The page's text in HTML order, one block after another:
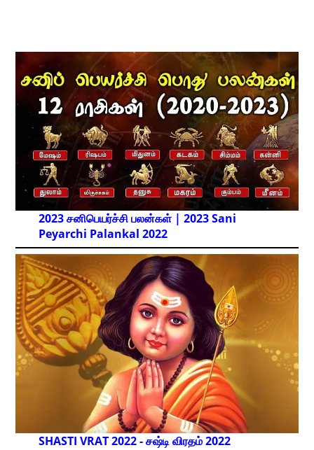
2023 சனிபெயர்ச்சி பலன்கள் | 2023 Sani
Peyarchi Palankal 2022
SHASTI VRAT 2022 - சஷ்டி விரதம் 2022